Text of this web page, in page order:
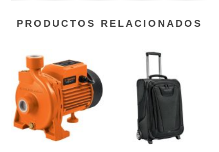
PRODUCTOS RELACIONADOS